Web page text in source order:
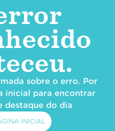
sobre o erro. Por
inicial para encontrar
destaque do dia
INICIAL